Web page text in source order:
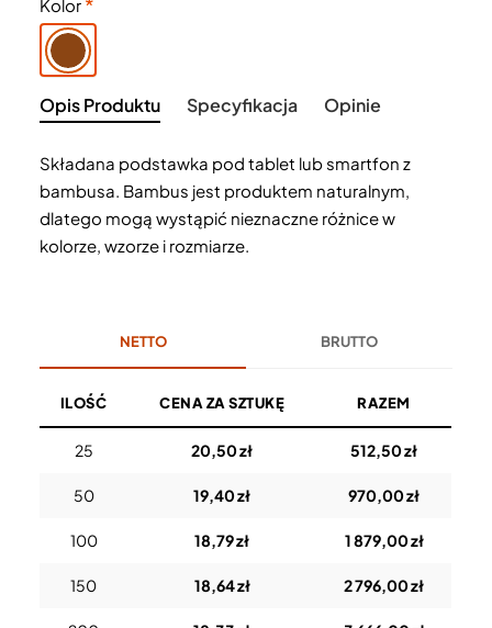
Kolor
Opis Produktu Specyfikacja Opinie
Składana podstawka pod tablet lub smartfon z
bambusa. Bambus jest produktem naturalnym,
dlatego mogą wystąpić nieznaczne różnice w
kolorze, wzorze i rozmiarze.
NETTO BRUTTO
ILOŚĆ CENA ZA SZTUKĘ RAZEM
25 20,50 zł 512,50 zł
50 19,40 zł 970,00 zł
100 18,79 zł 1 879,00 zł
150 18,64 zł 2 796,00 zł